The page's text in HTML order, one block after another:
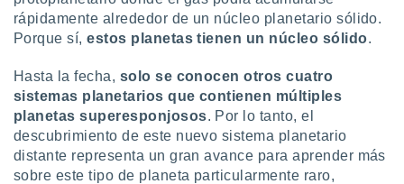
rápidamente alrededor de un núcleo planetario sólido.
Porque sí, estos planetas tienen un núcleo sólido.
Hasta la fecha, solo se conocen otros cuatro
sistemas planetarios que contienen múltiples
planetas superesponjosos. Por lo tanto, el
descubrimiento de este nuevo sistema planetario
distante representa un gran avance para aprender más
sobre este tipo de planeta particularmente raro,